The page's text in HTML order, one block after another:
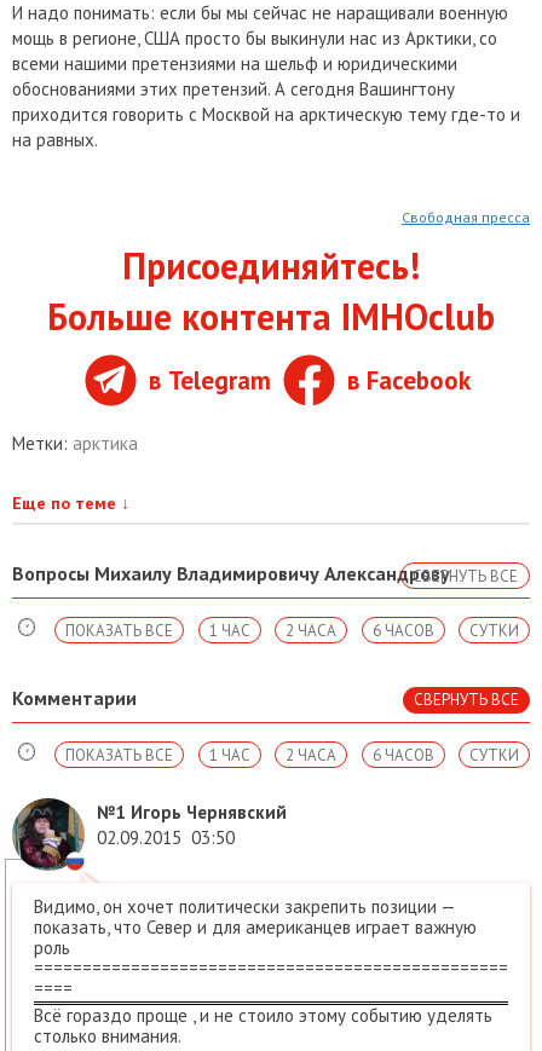
И надо понимать: если бы мы сейчас не наращивали военную
мощь в регионе, США просто бы выкинули нас из Арктики, со
всеми нашими претензиями на шельф и юридическими
обоснованиями этих претензий. А сегодня Вашингтону
приходится говорить с Москвой на арктическую тему где-то и
на равных.
Свободная пресса
Присоединяйтесь!
Больше контента IMHOclub
в Telegram в Facebook
Метки: арктика
Еще по теме ↓
Вопросы Михаилу Владимировичу АлександровуСВЕРНУТЬ ВСЕ
СУТКИ
6 ЧАСОВ
2 ЧАСА
1 ЧАС
ПОКАЗАТЬ ВСЕ
Комментарии СВЕРНУТЬ ВСЕ
СУТКИ
6 ЧАСОВ
2 ЧАСА
1 ЧАС
ПОКАЗАТЬ ВСЕ
№1 Игорь Чернявский
02.09.2015 03:50
Видимо, он хочет политически закрепить позиции —
показать, что Север и для американцев играет важную
роль
=================================================
====
Всё гораздо проще , и не стоило этому событию уделять
столько внимания.